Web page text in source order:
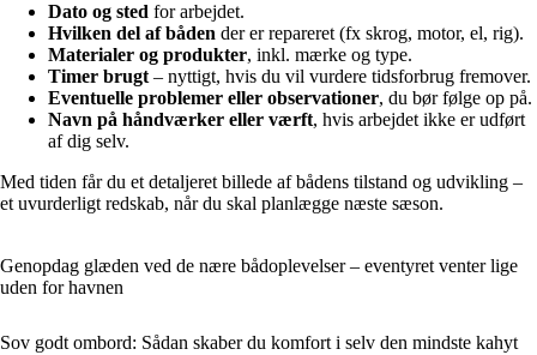
Dato og sted for arbejdet.
Hvilken del af båden der er repareret (fx skrog, motor, el, rig).
Materialer og produkter, inkl. mærke og type.
Timer brugt – nyttigt, hvis du vil vurdere tidsforbrug fremover.
Eventuelle problemer eller observationer, du bør følge op på.
Navn på håndværker eller værft, hvis arbejdet ikke er udført
af dig selv.
Med tiden får du et detaljeret billede af bådens tilstand og udvikling –
et uvurderligt redskab, når du skal planlægge næste sæson.
Genopdag glæden ved de nære bådoplevelser – eventyret venter lige
uden for havnen
Sov godt ombord: Sådan skaber du komfort i selv den mindste kahyt